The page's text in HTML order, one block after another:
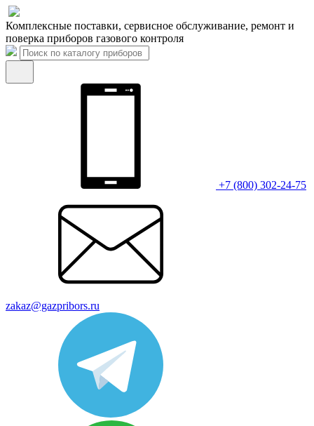
Комплексные поставки, сервисное обслуживание, ремонт и
поверка приборов газового контроля
+7 (800) 302-24-75
zakaz@gazpribors.ru